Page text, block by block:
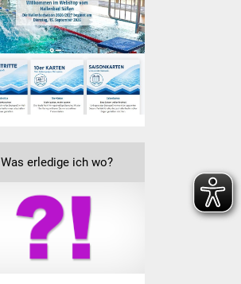
NETZMonitor
Gesundheit und Notfall
Ärzte und Apotheken
Index
ÖPNV
Was erledige ich wo?